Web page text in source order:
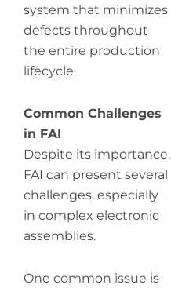
system that minimizes
defects throughout
the entire production
lifecycle.
Common Challenges
in FAI
Despite its importance,
FAI can present several
challenges, especially
in complex electronic
assemblies.
One common issue is